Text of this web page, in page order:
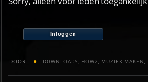
Inloggen
DOOR DOWNLOADS HOW2 MUZIEK MAKEN